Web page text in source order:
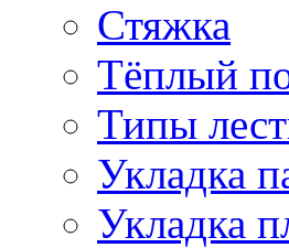
Стяжка
Тёплый
Типы
Укладка
Укладка